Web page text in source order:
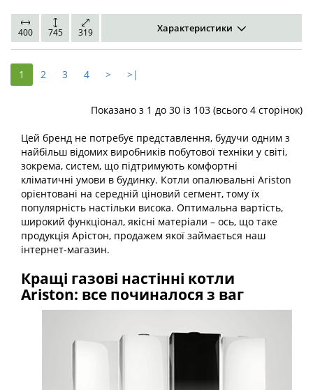
400 745 319 Характеристики
1 2 3 4 > >|
Показано з 1 до 30 із 103 (всього 4 сторінок)
Цей бренд не потребує представлення, будучи одним з
найбільш відомих виробників побутової техніки у світі,
зокрема, систем, що підтримують комфортні кліматичні
умови в будинку. Котли опалювальні Ariston орієнтовані
на середній ціновий сегмент, тому їх популярність
настільки висока. Оптимальна вартість, широкий
функціонал, якісні матеріали – ось, що таке продукція
Арістон, продажем якої займається наш інтернет-
магазин.
Кращі газові настінні котли
Ariston: все починалося з ваг